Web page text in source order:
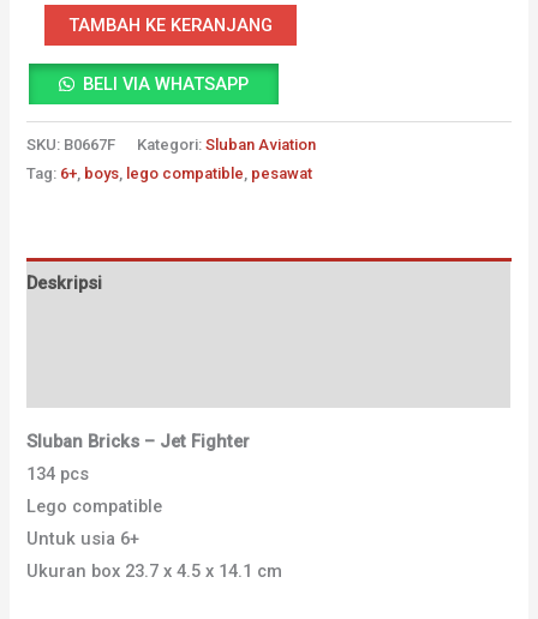
Kuantitas
Sluban
Bricks
-
Jet
Fighter
TAMBAH KE KERANJANG
BELI VIA WHATSAPP
SKU: B0667F Kategori:Sluban Aviation
Tag: 6+, boys, lego compatible, pesawat
Deskripsi
Sluban Bricks – Jet Fighter
134 pcs
Lego compatible
Untuk usia 6+
Ukuran box 23.7 x 4.5 x 14.1 cm